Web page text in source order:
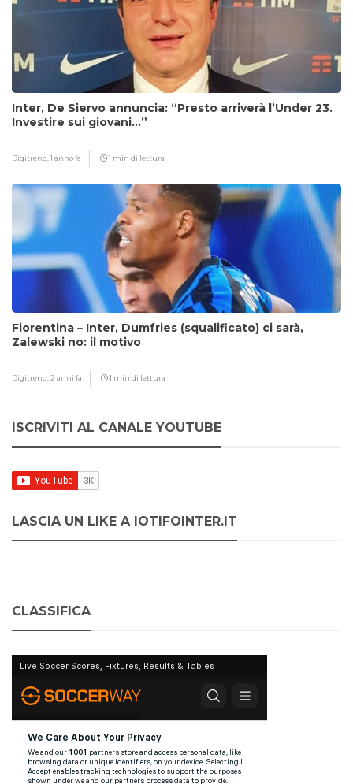
Inter, De Siervo annuncia: “Presto arriverà l’Under 23.
Investire sui giovani…”
Digitrend,1 anno fa 1 min di lettura
Fiorentina – Inter, Dumfries (squalificato) ci sarà,
Zalewski no: il motivo
Digitrend, 2 anni fa 1 min di lettura
ISCRIVITI AL CANALE YOUTUBE
LASCIA UN LIKE A IOTIFOINTER.IT
CLASSIFICA